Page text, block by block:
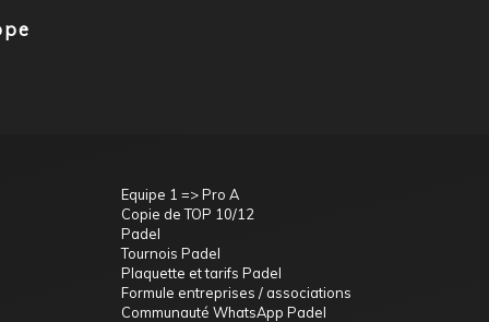
Equipe 1 => Pro A
Copie de TOP 10/12
Padel
Tournois Padel
Plaquette et tarifs Padel
Formule entreprises / associations
Communauté WhatsApp Padel